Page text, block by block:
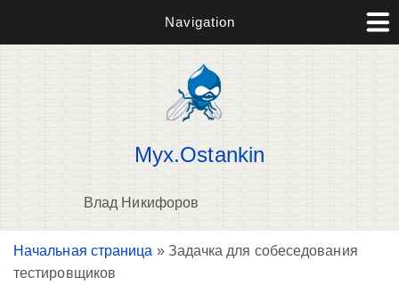
Navigation
Myx.Ostankin
Влад Никифоров
Вы здесь
Начальная страница » Задачка для собеседования
тестировщиков